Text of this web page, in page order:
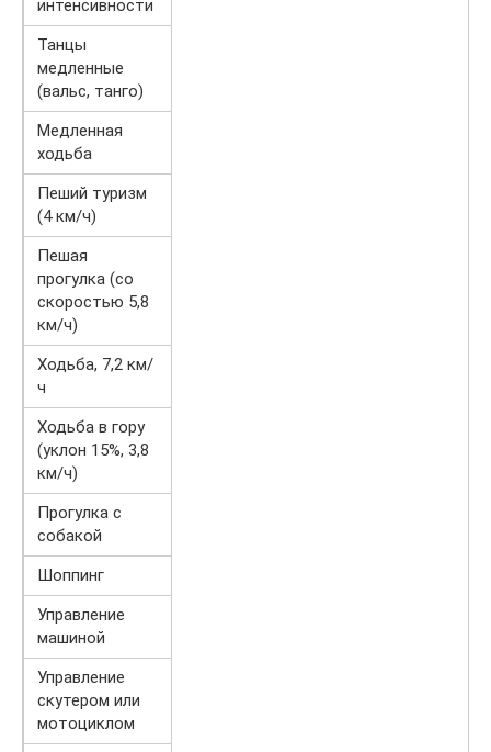
интенсивности
Танцы
медленные
(вальс, танго)
Медленная
ходьба
Пеший туризм
(4 км/ч)
Пешая
прогулка (со
скоростью 5,8
км/ч)
Ходьба, 7,2 км/
ч
Ходьба в гору
(уклон 15%, 3,8
км/ч)
Прогулка с
собакой
Шоппинг
Управление
машиной
Управление
скутером или
мотоциклом